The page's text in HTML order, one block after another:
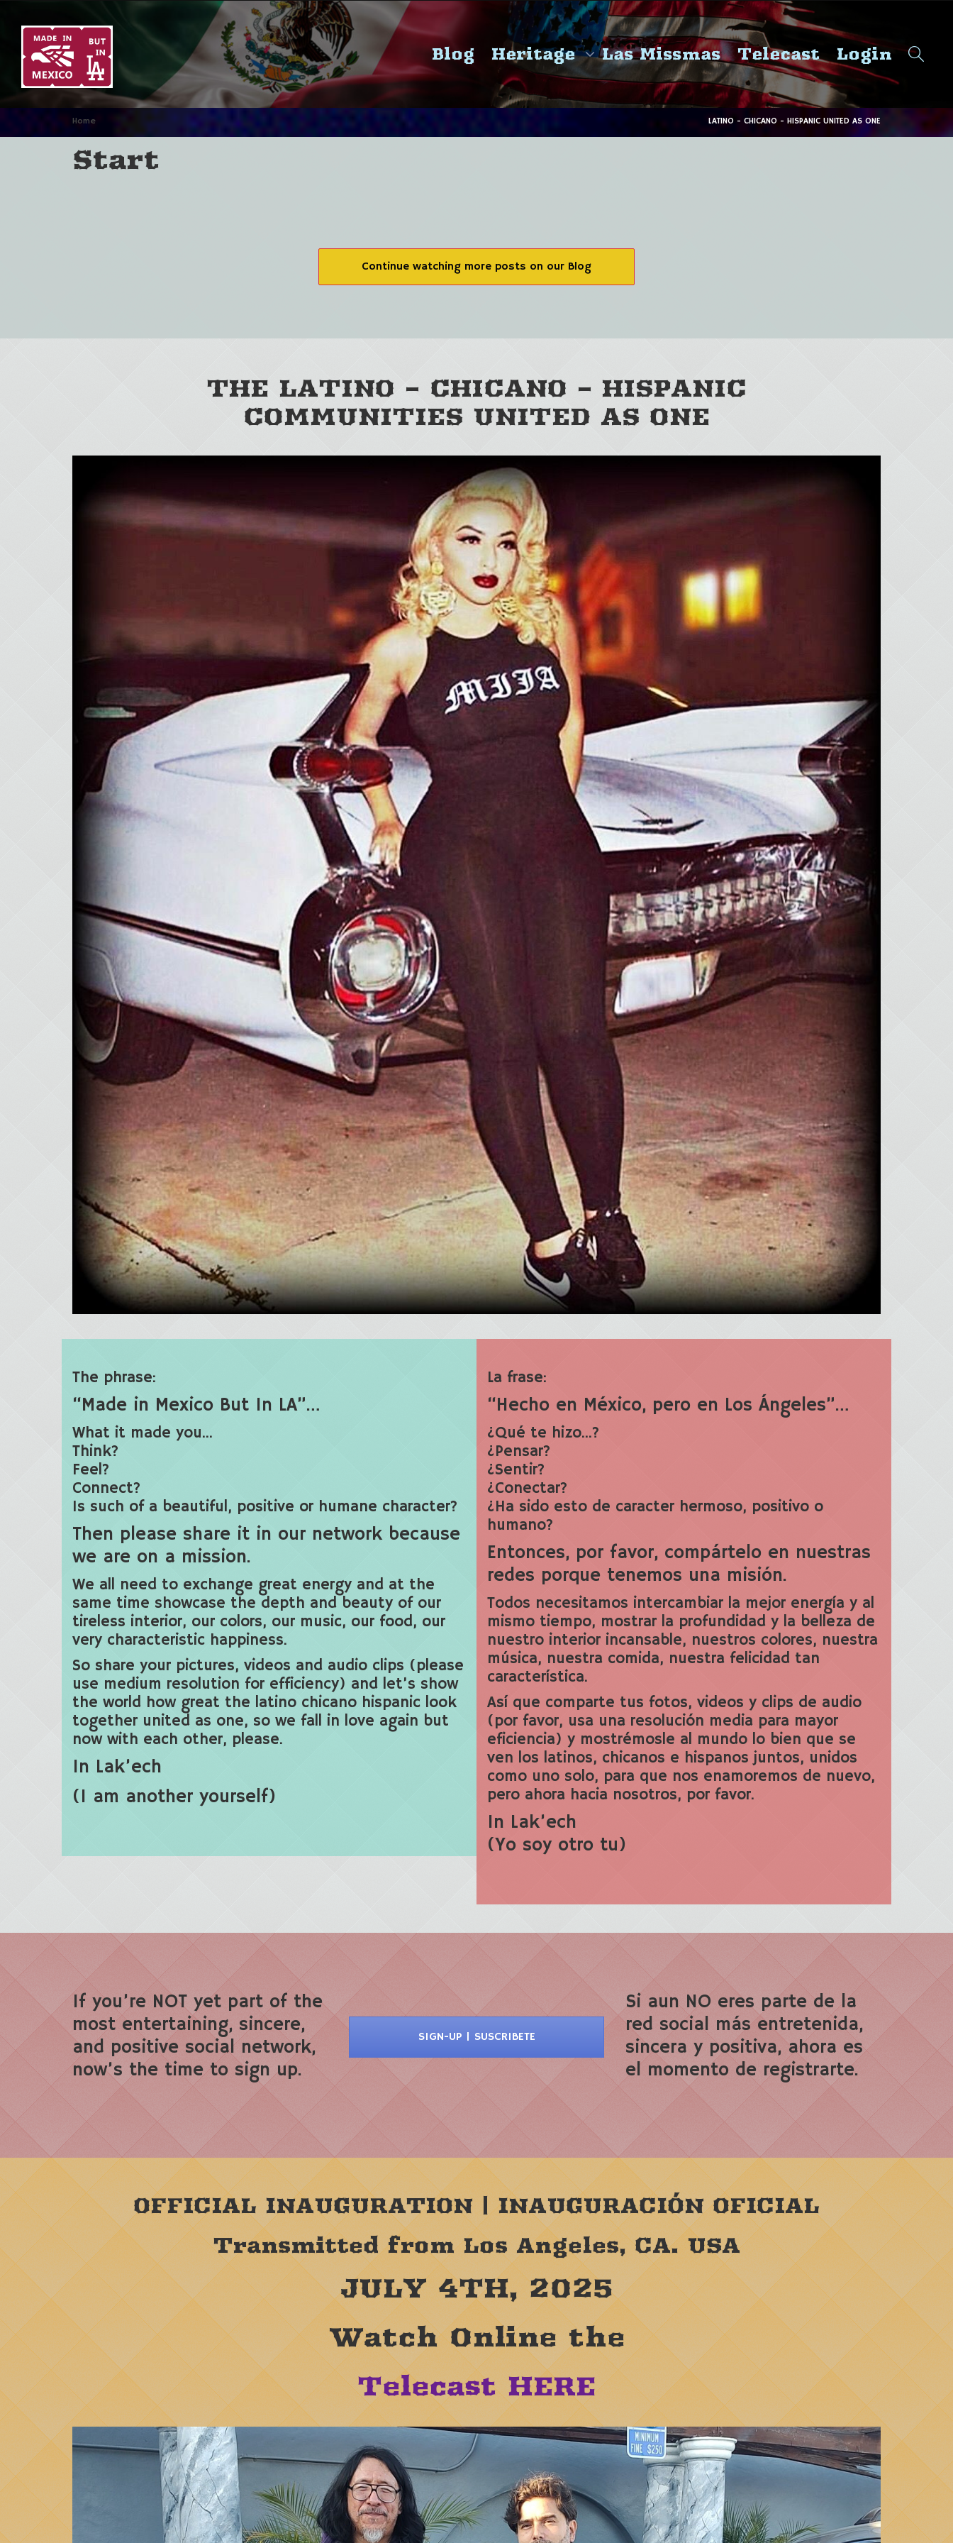
Blog Heritage Las Missmas Telecast Login
Home LATINO - CHICANO - HISPANIC UNITED AS ONE
Start
Continue watching more posts on our Blog
THE LATINO – CHICANO – HISPANIC
COMMUNITIES UNITED AS ONE
The phrase:
“Made in Mexico But In LA”…
What it made you…
Think?
Feel?
Connect?
Is such of a beautiful, positive or humane character?
Then please share it in our network because
we are on a mission.
We all need to exchange great energy and at the
same time showcase the depth and beauty of our
tireless interior, our colors, our music, our food, our
very characteristic happiness.
So share your pictures, videos and audio clips (please
use medium resolution for efficiency) and let’s show
the world how great the latino chicano hispanic look
together united as one, so we fall in love again but
now with each other, please.
In Lak’ech
(I am another yourself)
La frase:
“Hecho en México, pero en Los Ángeles”…
¿Qué te hizo…?
¿Pensar?
¿Sentir?
¿Conectar?
¿Ha sido esto de caracter hermoso, positivo o
humano?
Entonces, por favor, compártelo en nuestras
redes porque tenemos una misión.
Todos necesitamos intercambiar la mejor energía y al
mismo tiempo, mostrar la profundidad y la belleza de
nuestro interior incansable, nuestros colores, nuestra
música, nuestra comida, nuestra felicidad tan
característica.
Así que comparte tus fotos, videos y clips de audio
(por favor, usa una resolución media para mayor
eficiencia) y mostrémosle al mundo lo bien que se
ven los latinos, chicanos e hispanos juntos, unidos
como uno solo, para que nos enamoremos de nuevo,
pero ahora hacia nosotros, por favor.
In Lak’ech
(Yo soy otro tu)
If you’re NOT yet part of the
most entertaining, sincere,
and positive social network,
now’s the time to sign up.
SIGN-UP | SUSCRIBETE
Si aun NO eres parte de la
red social más entretenida,
sincera y positiva, ahora es
el momento de registrarte.
OFFICIAL INAUGURATION | INAUGURACIÓN OFICIAL
Transmitted from Los Angeles, CA. USA
JULY 4TH, 2025
Watch Online the
Telecast HERE